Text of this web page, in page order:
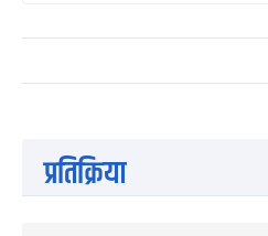
प्रतिक्रिया